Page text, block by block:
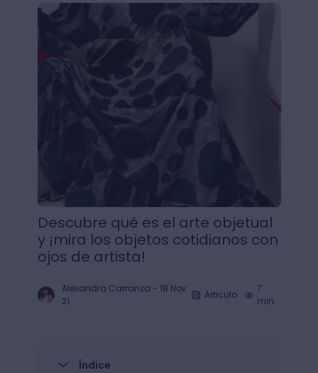
Descubre qué es el arte objetual y ¡mira los
Descubre qué es el arte objetual
y ¡mira los objetos cotidianos con
ojos de artista!
Alexandra Carranza - 18 Nov
21
Articulo
7
min.
Índice